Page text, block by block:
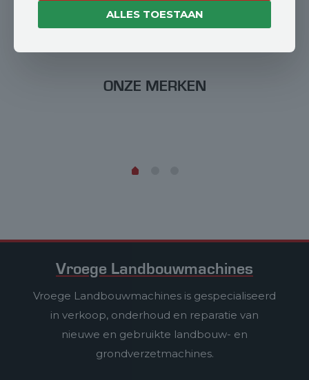
ONZE MERKEN
Vroege Landbouwmachines
Vroege Landbouwmachines is gespecialiseerd
in verkoop, onderhoud en reparatie van
nieuwe en gebruikte landbouw- en
grondverzetmachines.
ALLES TOESTAAN